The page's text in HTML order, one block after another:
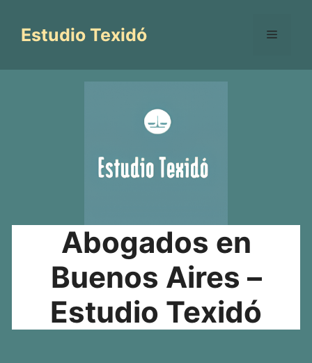
contenido
Estudio Texidó Menú
Abogados en
Buenos Aires –
Estudio Texidó